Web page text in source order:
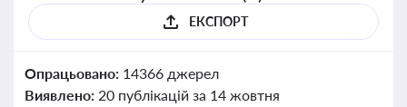
ЕКСПОРТ
Опрацьовано: 14366 джерел
Виявлено: 20 публікацій за 14 жовтня